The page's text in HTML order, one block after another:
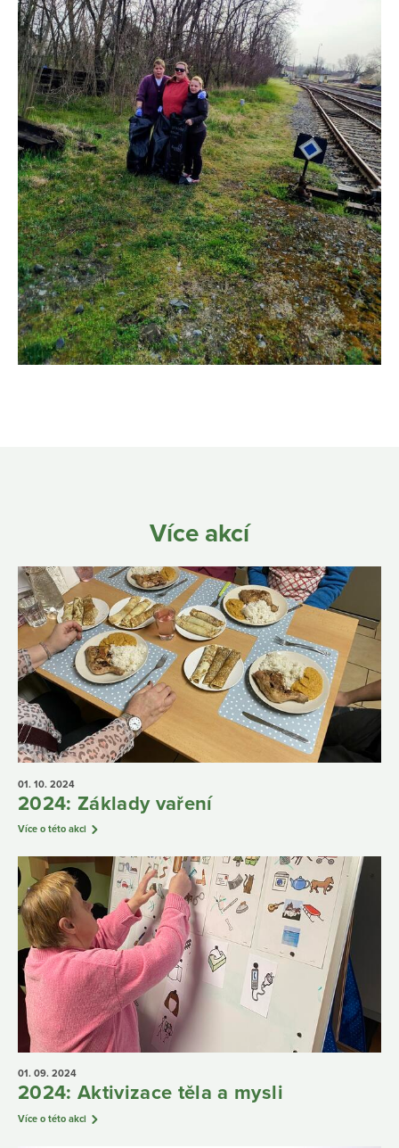
Více akcí
01. 10. 2024
2024: Základy vaření
Více o této akci
01. 09. 2024
2024: Aktivizace těla a mysli
Více o této akci